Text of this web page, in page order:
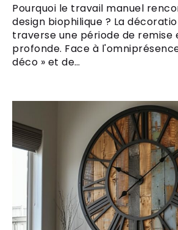
Pourquoi le travail manuel
design biophilique ? La
traverse une période de remise
profonde. Face à
déco » et de…